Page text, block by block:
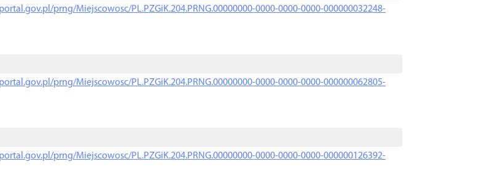
prng/Miejscowosc/PL.PZGiK.204.PRNG.00000000-0000-0000-0000-000000032248-
prng/Miejscowosc/PL.PZGiK.204.PRNG.00000000-0000-0000-0000-000000062805-
prng/Miejscowosc/PL.PZGiK.204.PRNG.00000000-0000-0000-0000-000000126392-